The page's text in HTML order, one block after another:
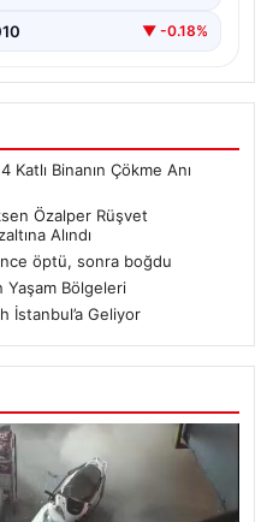
▼ -0.18%
Katlı Binanın Çökme Anı
Özalper Rüşvet
Alındı
öptü, sonra boğdu
Bölgeleri
İstanbul’a Geliyor